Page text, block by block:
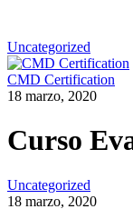
Uncategorized
CMD Certification
18 marzo, 2020
Curso
Uncategorized
18 marzo, 2020